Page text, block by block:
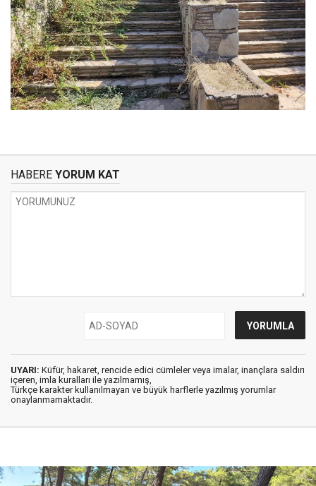
HABERE YORUM KAT
UYARI: Küfür, hakaret, rencide edici cümleler veya imalar, inançlara saldırı
içeren, imla kuralları ile yazılmamış,
Türkçe karakter kullanılmayan ve büyük harflerle yazılmış yorumlar
onaylanmamaktadır.